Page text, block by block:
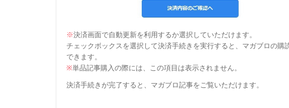
※決済画面で自動更新を利用するか選択していただけます。
チェックボックスを選択して決済手続きを実行すると、マガブロの購
できます。
※単品記事購入の際には、この項目は表示されません。
決済手続きが完了すると、マガブロ記事をご覧いただけます。